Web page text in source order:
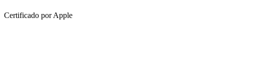
Certificado por Apple